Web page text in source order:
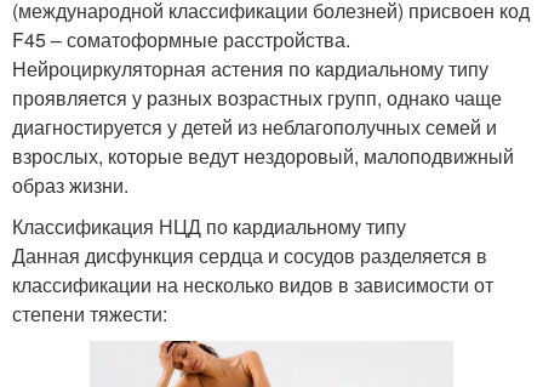
(международной классификации болезней) присвоен код
F45 – соматоформные расстройства.
Нейроциркуляторная астения по кардиальному типу
проявляется у разных возрастных групп, однако чаще
диагностируется у детей из неблагополучных семей и
взрослых, которые ведут нездоровый, малоподвижный
образ жизни.
Классификация НЦД по кардиальному типу
Данная дисфункция сердца и сосудов разделяется в
классификации на несколько видов в зависимости от
степени тяжести: